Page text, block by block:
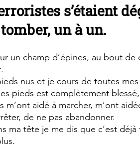
s’étaient
un à un.
un champ d’épines, au bout
nus et je cours de toutes
pieds est complètement
m’ont aidé à marcher, m’ont
de ne pas abandonner.
ma tête je me dis que c’est